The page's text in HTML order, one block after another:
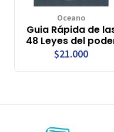
Oceano
Guia Rápida de
48 Leyes del
$21.000